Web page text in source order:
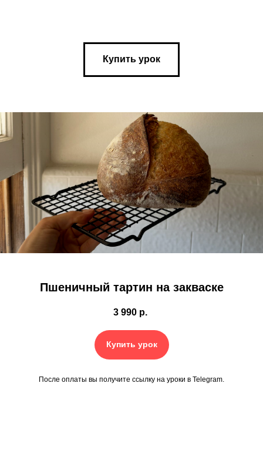
Купить урок
Пшеничный тартин на закваске
3 990 р.
Купить урок
После оплаты вы получите ссылку на уроки в Telegram.